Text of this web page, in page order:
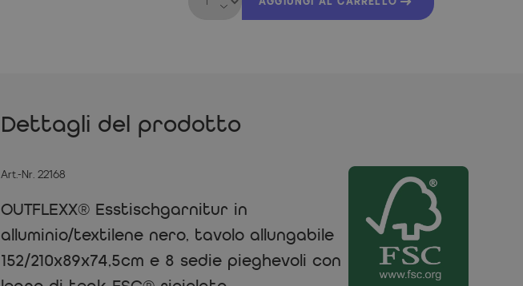
Dettagli del prodotto
Art.-Nr. 22168
OUTFLEXX® Esstischgarnitur in
alluminio/textilene nero, tavolo allungabile
152/210x89x74,5cm e 8 sedie pieghevoli con